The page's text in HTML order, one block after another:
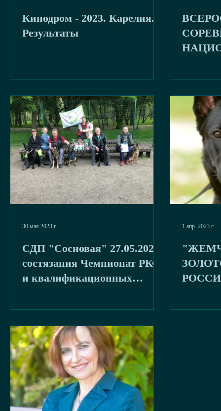
Кинодром - 2023. Карелия.
Результаты
СДП "Сосновая" 27.05.2023
состязания Чемпионат РКФ
и квалификационных
30 мая 2023 г. 1 апр. 2023 г.